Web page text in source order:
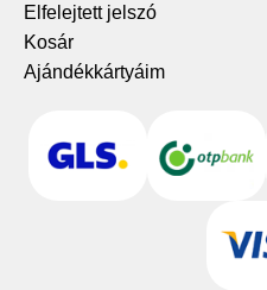
Elfelejtett jelszó
Kosár
Ajándékkártyáim